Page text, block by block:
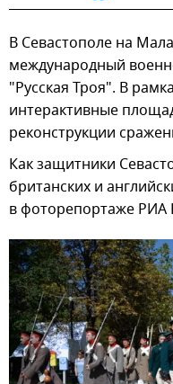
В Севастополе на
международный
"Русская Троя". В
интерактивные
реконструкции
Как защитники
британских и
в фоторепортаже